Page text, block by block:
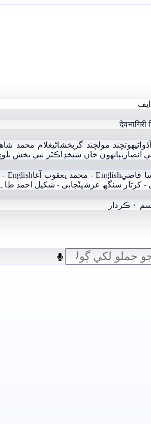
देवनागिरी
ھوتچند مولچند گربخشاڻيغلام محمد
انصاريٻانهون خان شيخڊاڪٽر نبي بخش
English - محمد يعقوب آغا English - امينا خميساڻي
- کرتار سنگھ عرشپنْجابی - شکیل احمد
اسم ۽ ڪردار